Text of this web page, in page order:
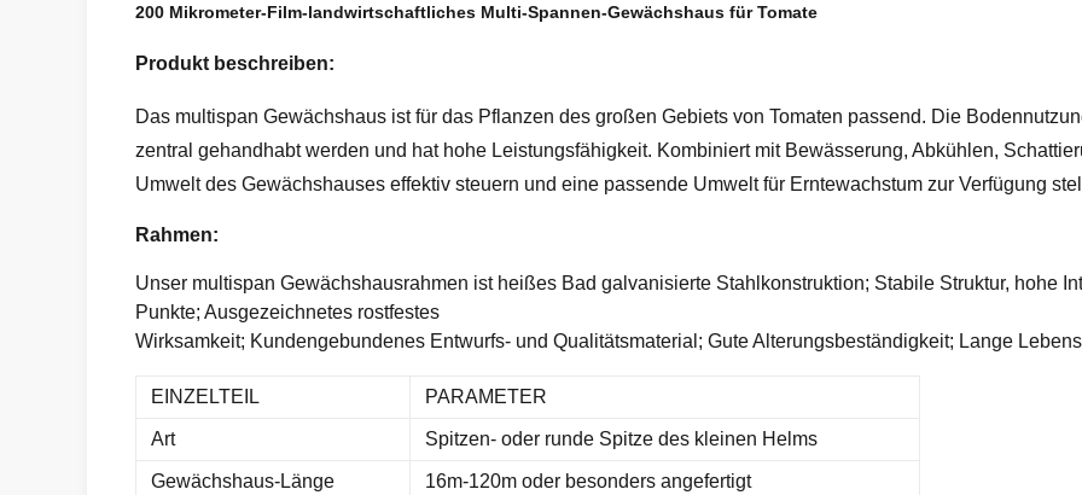
200 Mikrometer-Film-landwirtschaftliches Multi-Spannen-Gewächshaus für Tomate
Produkt beschreiben:
Das multispan Gewächshaus ist für das Pflanzen des großen Gebiets von Tomaten passend. Die
zentral gehandhabt werden und hat hohe Leistungsfähigkeit. Kombiniert mit Bewässerung, Abkühlen,
Umwelt des Gewächshauses effektiv steuern und eine passende Umwelt für Erntewachstum zur Verfügung
Rahmen:
Unser multispan Gewächshausrahmen ist heißes Bad galvanisierte Stahlkonstruktion; Stabile Struktur, hohe
Punkte; Ausgezeichnetes rostfestes
Wirksamkeit; Kundengebundenes Entwurfs- und Qualitätsmaterial; Gute Alterungsbeständigkeit; Lange
EINZELTEIL PARAMETER
Art Spitzen- oder runde Spitze des kleinen Helms
Gewächshaus-Länge 16m-120m oder besonders angefertigt